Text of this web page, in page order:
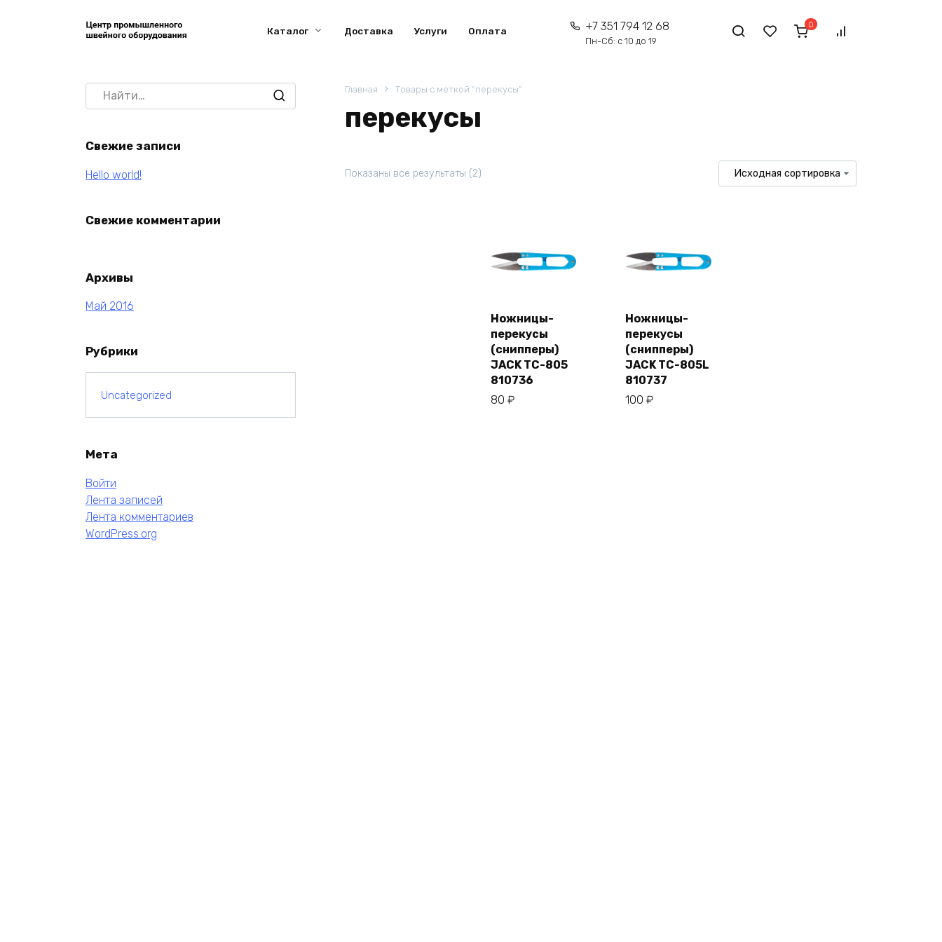
Каталог Доставка Услуги Оплата +7 351 794 12 68
Пн-Сб: с 10 до 19
0
Главная Товары с меткой “перекусы”
перекусы
Показаны все результаты (2)
В
корзину
Ножницы-
перекусы
(снипперы)
JACK TC-805
810736
80 ₽
В
корзину
Ножницы-
перекусы
(снипперы)
JACK TC-805L
810737
100 ₽
Search
for:
Свежие записи
Hello world!
Свежие комментарии
Архивы
Май 2016
Рубрики
Uncategorized
Мета
Войти
Лента записей
Лента комментариев
WordPress.org